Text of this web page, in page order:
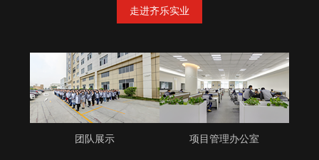
走进齐乐实业
团队展示 项目管理办公室